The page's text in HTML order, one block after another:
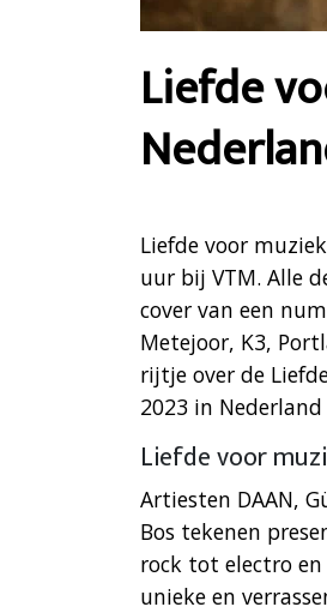
Liefde
Liefde voor
uur bij VTM. Alle
cover van een
Metejoor, K3,
rijtje over de
2023 in
Liefde voor
Artiesten DAAN,
Bos tekenen
rock tot electro
unieke en